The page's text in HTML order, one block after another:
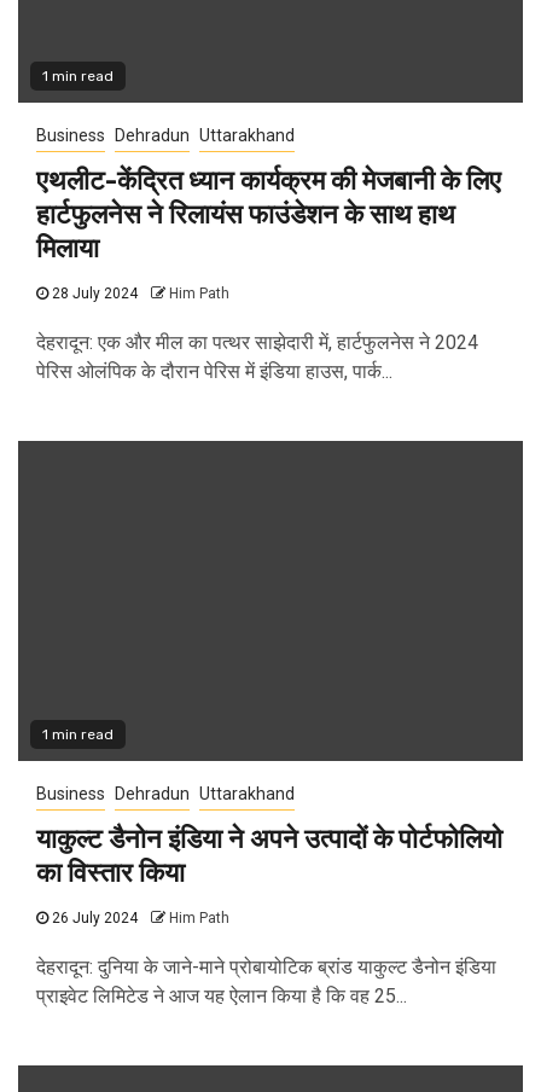
1 min read
Business Dehradun Uttarakhand
एथलीट-केंद्रित ध्यान कार्यक्रम की मेजबानी के लिए
हार्टफुलनेस ने रिलायंस फाउंडेशन के साथ हाथ
मिलाया
28 July 2024 Him Path
देहरादून: एक और मील का पत्थर साझेदारी में, हार्टफुलनेस ने 2024
पेरिस ओलंपिक के दौरान पेरिस में इंडिया हाउस, पार्क...
1 min read
Business Dehradun Uttarakhand
याकुल्ट डैनोन इंडिया ने अपने उत्पादों के पोर्टफोलियो
का विस्तार किया
26 July 2024 Him Path
देहरादून: दुनिया के जाने-माने प्रोबायोटिक ब्रांड याकुल्ट डैनोन इंडिया
प्राइवेट लिमिटेड ने आज यह ऐलान किया है कि वह 25...